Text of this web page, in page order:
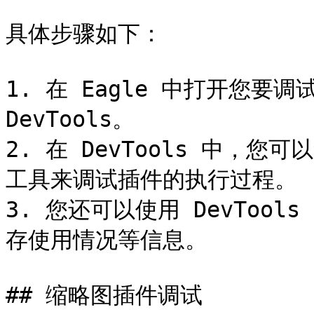
具体步骤如下：
1. 在 Eagle 中打开您要调
DevTools。
2. 在 DevTools 中，您可以
工具来调试插件的执行过程。
3. 您还可以使用 DevTools
存使用情况等信息。
## 缩略图插件调试